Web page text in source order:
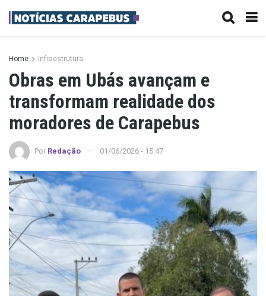
Home Infraestrutura
Obras em Ubás avançam e
transformam realidade dos
moradores de Carapebus
Por Redação 01/06/2026 - 15:47